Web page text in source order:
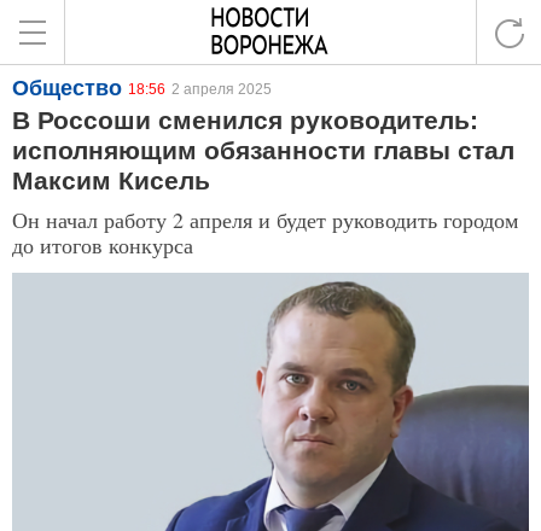
Общество 18:56 2 апреля 2025
В Россоши сменился руководитель:
исполняющим обязанности главы стал
Максим Кисель
Он начал работу 2 апреля и будет руководить городом
до итогов конкурса